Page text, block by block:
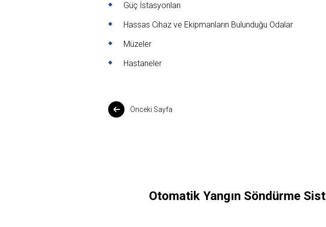
Güç İstasyonları
Hassas Cihaz ve Ekipmanların Bulunduğu Odalar
Müzeler
Hastaneler
Önceki Sayfa
Otomatik Yangın Söndürme